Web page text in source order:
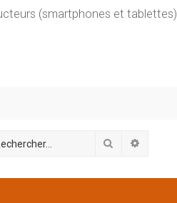
(smartphones et tablettes)
Rechercher